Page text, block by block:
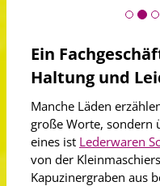
Ein
Haltung und
Manche Läden
große Worte, sondern
eines ist Lederwaren
von der
Kapuzinergraben aus